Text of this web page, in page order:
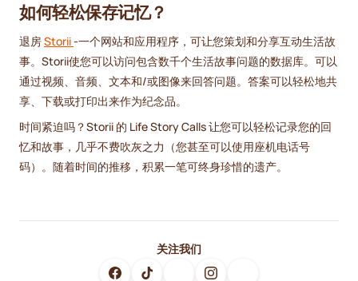
如何轻松保存记忆？
退房Storii-一个网站和应用程序，可让您策划和分享互动生活故
事。Storii使您可以访问包含数千个生活故事问题的数据库。可以
通过视频、音频、文本和/或图像来回答问题。答案可以轻松地共
享、下载或打印出来作为纪念品。
时间紧迫吗？Storii 的 Life Story Calls 让您可以轻松记录您的回
忆和故事，几乎不费吹灰之力（您甚至可以使用座机电话号
码）。随着时间的推移，积累一笔可终身珍惜的遗产。
关注我们